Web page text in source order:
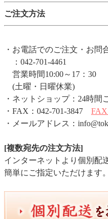
ご注文方法
・お電話でのご注文・お問
：042-701-4461
営業時間10:00～17：30
(土曜・日曜休業)
・ネットショップ：24時間
・FAX：042-701-3847 FAX
・メールアドレス：
[複数宛先の注文方法]
インターネットより個別配
簡単にご指定いただけます